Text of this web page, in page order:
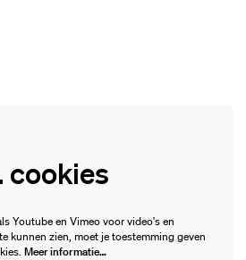
cookies
Youtube en Vimeo voor video's en
kunnen zien, moet je toestemming geven
Meer informatie…